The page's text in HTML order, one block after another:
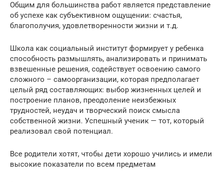
Общим для большинства работ является представление
об успехе как субъективном ощущении: счастья,
благополучия, удовлетворенности жизни и т.д.
Школа как социальный институт формирует у ребенка
способность размышлять, анализировать и принимать
взвешенные решения, содействует освоению самого
сложного – самоорганизации, которая предполагает
целый ряд составляющих: выбор жизненных целей и
построение планов, преодоление неизбежных
трудностей, неудач и творческий поиск смысла
собственной жизни. Успешный ученик — тот, который
реализовал свой потенциал.
Все родители хотят, чтобы дети хорошо учились и имели
высокие показатели по всем предметам